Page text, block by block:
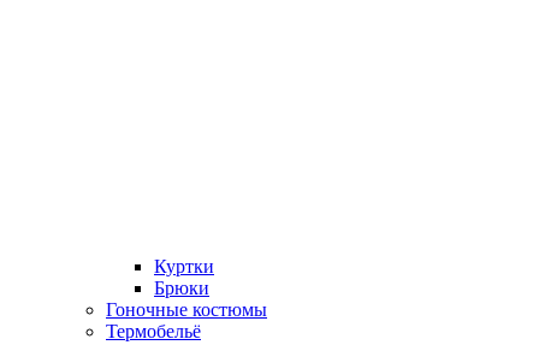
Куртки
Брюки
Гоночные костюмы
Термобельё